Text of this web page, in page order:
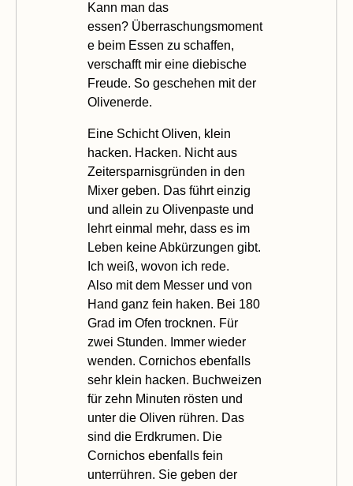
Kann man das
essen? Überraschungsmoment
e beim Essen zu schaffen,
verschafft mir eine diebische
Freude. So geschehen mit der
Olivenerde.
Eine Schicht Oliven, klein
hacken. Hacken. Nicht aus
Zeitersparnisgründen in den
Mixer geben. Das führt einzig
und allein zu Olivenpaste und
lehrt einmal mehr, dass es im
Leben keine Abkürzungen gibt.
Ich weiß, wovon ich rede.
Also mit dem Messer und von
Hand ganz fein haken. Bei 180
Grad im Ofen trocknen. Für
zwei Stunden. Immer wieder
wenden. Cornichos ebenfalls
sehr klein hacken. Buchweizen
für zehn Minuten rösten und
unter die Oliven rühren. Das
sind die Erdkrumen. Die
Cornichos ebenfalls fein
unterrühren. Sie geben der